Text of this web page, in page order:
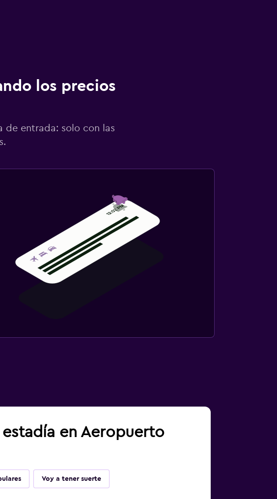
los precios
de entrada: solo con las
en Aeropuerto
Voy a tener suerte